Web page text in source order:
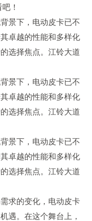
！
景下，电动皮卡已不
卓越的性能和多样化
选择焦点。江铃大道
景下，电动皮卡已不
卓越的性能和多样化
选择焦点。江铃大道
景下，电动皮卡已不
卓越的性能和多样化
选择焦点。江铃大道
求的变化，电动皮卡
遇。在这个舞台上，